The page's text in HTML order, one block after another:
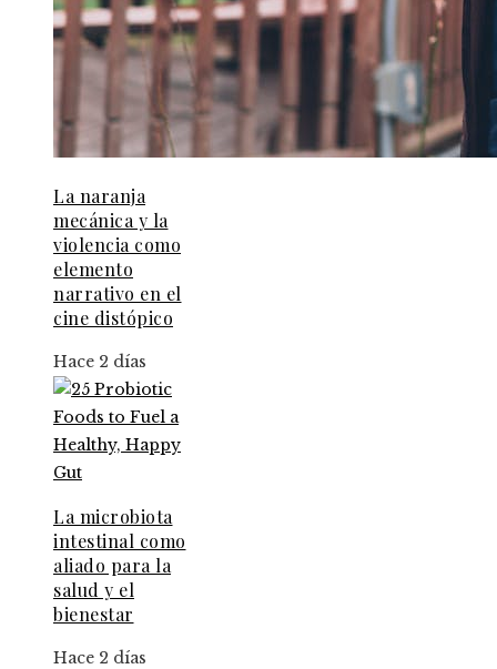
La naranja
mecánica y la
violencia como
elemento
narrativo en el
cine distópico
Hace 2 días
La microbiota
intestinal como
aliado para la
salud y el
bienestar
Hace 2 días